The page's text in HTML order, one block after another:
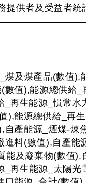
提供者及受益者統
及煤產品(數值),
值),能源總供給
再生能源_慣常水
能源總供給_再
產能源_煙煤-煉
料(數值),自產能
能及廢棄物(數值
再生能源_太陽